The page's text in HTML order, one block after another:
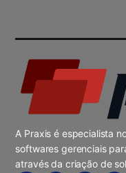
A Praxis é especialista
softwares gerenciais
através da criação de